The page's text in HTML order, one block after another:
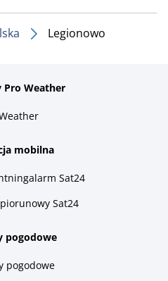
Legionowo
Pro Weather
mobilna
Sat24
Sat24
pogodowe
pogodowe